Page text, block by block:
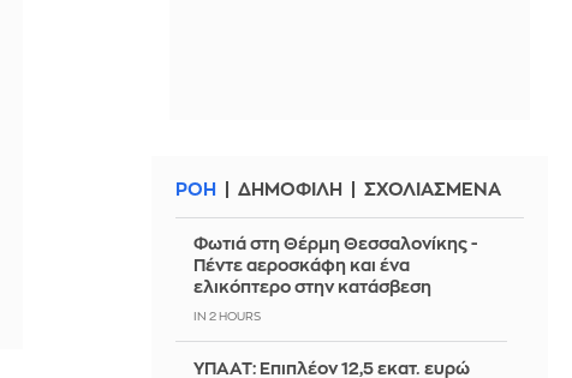
ΡΟΗ ΔΗΜΟΦΙΛΗ ΣΧΟΛΙΑΣΜΕΝΑ
Φωτιά στη Θέρμη Θεσσαλονίκης -
Πέντε αεροσκάφη και ένα
ελικόπτερο στην κατάσβεση
IN 2 HOURS
ΥΠΑΑΤ: Επιπλέον 12,5 εκατ. ευρώ